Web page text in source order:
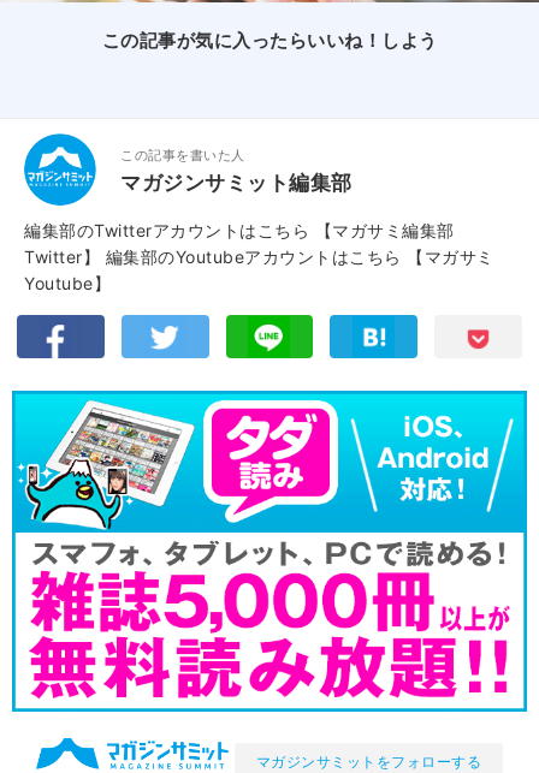
この記事が気に入ったらいいね！しよう
この記事を書いた人
マガジンサミット編集部
編集部のTwitterアカウントはこちら
【マガサミ編集部
Twitter】
編集部のYoutubeアカウントはこちら
【マガサミ
Youtube】
マガジンサミットをフォローする